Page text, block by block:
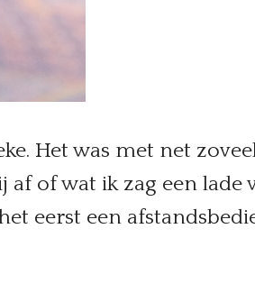
Het was met net
of wat ik zag een lade
eerst een